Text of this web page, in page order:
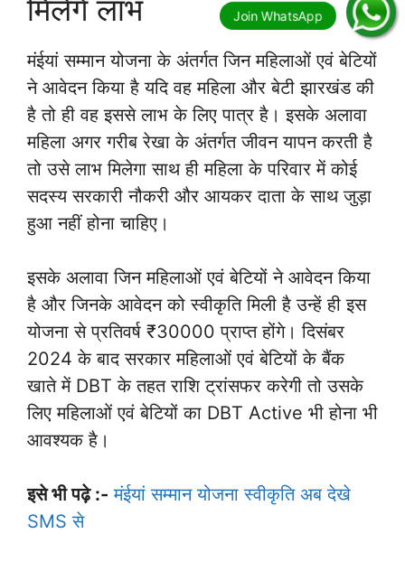
मिलेंगे लाभ
मंईयां सम्मान योजना के अंतर्गत जिन महिलाओं एवं बेटियों
ने आवेदन किया है यदि वह महिला और बेटी झारखंड की
है तो ही वह इससे लाभ के लिए पात्र है। इसके अलावा
महिला अगर गरीब रेखा के अंतर्गत जीवन यापन करती है
तो उसे लाभ मिलेगा साथ ही महिला के परिवार में कोई
सदस्य सरकारी नौकरी और आयकर दाता के साथ जुड़ा
हुआ नहीं होना चाहिए।
इसके अलावा जिन महिलाओं एवं बेटियों ने आवेदन किया
है और जिनके आवेदन को स्वीकृति मिली है उन्हें ही इस
योजना से प्रतिवर्ष ₹30000 प्राप्त होंगे। दिसंबर
2024 के बाद सरकार महिलाओं एवं बेटियों के बैंक
खाते में DBT के तहत राशि ट्रांसफर करेगी तो उसके
लिए महिलाओं एवं बेटियों का DBT Active भी होना भी
आवश्यक है।
इसे भी पढ़े :- मंईयां सम्मान योजना स्वीकृति अब देखे
SMS से